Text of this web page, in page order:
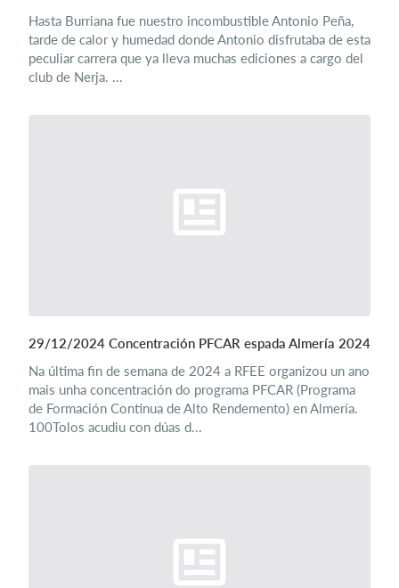
Hasta Burriana fue nuestro incombustible Antonio Peña,
tarde de calor y humedad donde Antonio disfrutaba de esta
peculiar carrera que ya lleva muchas ediciones a cargo del
club de Nerja. ...
29/12/2024 Concentración PFCAR espada Almería 2024
Na última fin de semana de 2024 a RFEE organizou un ano
mais unha concentración do programa PFCAR (Programa
de Formación Continua de Alto Rendemento) en Almería.
100Tolos acudiu con dúas d...